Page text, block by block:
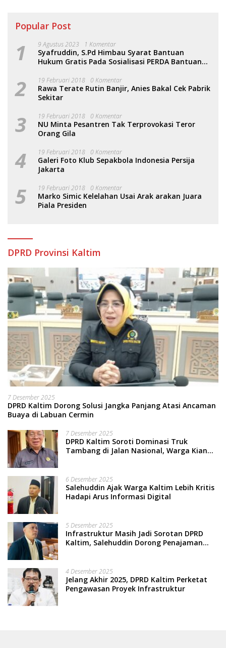
Popular Post
1 9 Agustus 2023 1 Komentar
Syafruddin, S.Pd Himbau Syarat Bantuan
Hukum Gratis Pada Sosialisasi PERDA Bantuan
2 19 Februari 2018 0 Komentar
Rawa Terate Rutin Banjir, Anies Bakal Cek Pabrik
Sekitar
3 19 Februari 2018 0 Komentar
NU Minta Pesantren Tak Terprovokasi Teror
Orang Gila
4 19 Februari 2018 0 Komentar
Galeri Foto Klub Sepakbola Indonesia Persija
Jakarta
5 19 Februari 2018 0 Komentar
Marko Simic Kelelahan Usai Arak arakan Juara
Piala Presiden
DPRD Provinsi Kaltim
7 Desember 2025
DPRD Kaltim Dorong Solusi Jangka Panjang Atasi Ancaman
Buaya di Labuan Cermin
7 Desember 2025
DPRD Kaltim Soroti Dominasi Truk
Tambang di Jalan Nasional, Warga Kian
6 Desember 2025
Salehuddin Ajak Warga Kaltim Lebih Kritis
Hadapi Arus Informasi Digital
5 Desember 2025
Infrastruktur Masih Jadi Sorotan DPRD
Kaltim, Salehuddin Dorong Penajaman
4 Desember 2025
Jelang Akhir 2025, DPRD Kaltim Perketat
Pengawasan Proyek Infrastruktur